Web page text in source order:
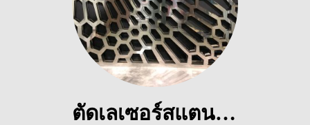
ตัดเลเซอร์สแตนเลส